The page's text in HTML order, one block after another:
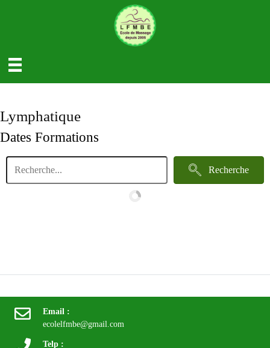
Lymphatique
Dates Formations
Recherche
Email :
ecolelfmbe@gmail.com
Telp :